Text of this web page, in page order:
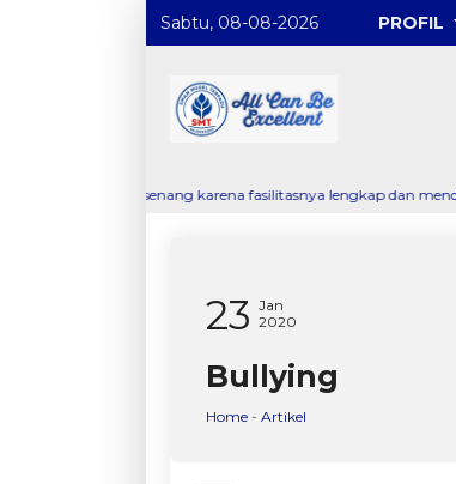
Sabtu, 08-08-2026 PROFIL
senang karena fasilitasnya lengkap dan mendukung
23 Jan
2020
Bullying
Home - Artikel